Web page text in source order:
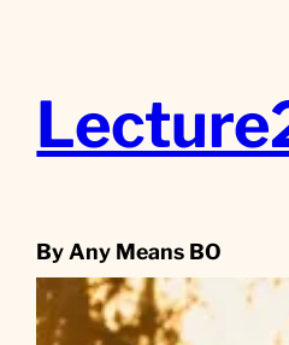
By Any Means BO